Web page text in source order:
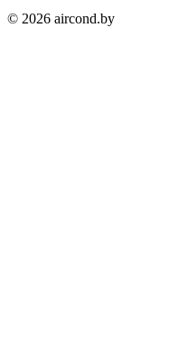
© 2026 aircond.by